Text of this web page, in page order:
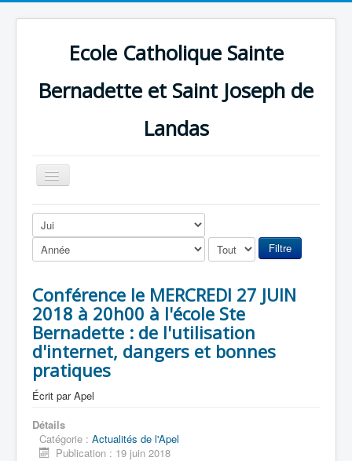
Ecole Catholique Sainte
Bernadette et Saint Joseph de
Landas
Basculer
la
L'Ecole
Filtre
Conférence le MERCREDI 27 JUIN
2018 à 20h00 à l'école Ste
Bernadette : de l'utilisation
d'internet, dangers et bonnes
pratiques
Écrit parApel
Détails
Catégorie : Actualités de l'Apel
Publication : 19 juin 2018